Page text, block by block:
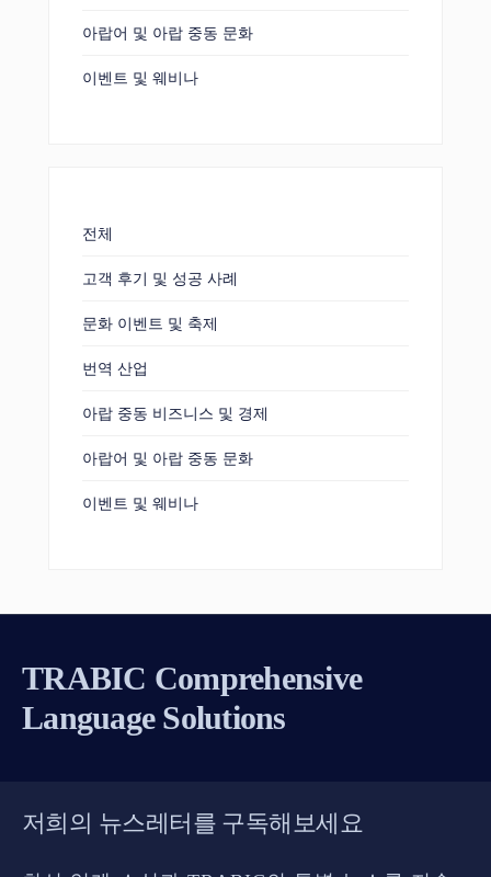
아랍어 및 아랍 중동 문화
이벤트 및 웨비나
전체
고객 후기 및 성공 사례
문화 이벤트 및 축제
번역 산업
아랍 중동 비즈니스 및 경제
아랍어 및 아랍 중동 문화
이벤트 및 웨비나
TRABIC Comprehensive
Language Solutions
저희의 뉴스레터를 구독해보세요